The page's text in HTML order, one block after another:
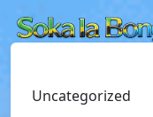
Uncategorized